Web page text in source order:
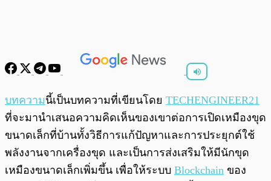
พร้อมเล่น
บทความนี้เป็นบทความที่เขียนโดย TECHENGINEER21
ที่จะมานำเสนอความคิดเห็นของเขาต่อการเปิดเหมืองขุด
ขนาดเล็กที่บ้านทั้งวิธีการแก้ปัญหาและการประยุกต์ใช้
พลังงานจากเครื่องขุด และเป็นการส่งเสริมให้มีนักขุด
เหมืองขนาดเล็กเพิ่มขึ้น เพื่อให้ระบบ Blockchain ของ